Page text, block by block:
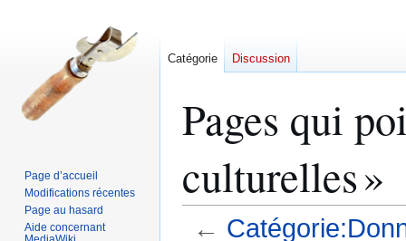
Pages qui
culturelles »
←
Catégorie Discussion
Page d’accueil
Modifications récentes
Page au hasard
Aide concernant